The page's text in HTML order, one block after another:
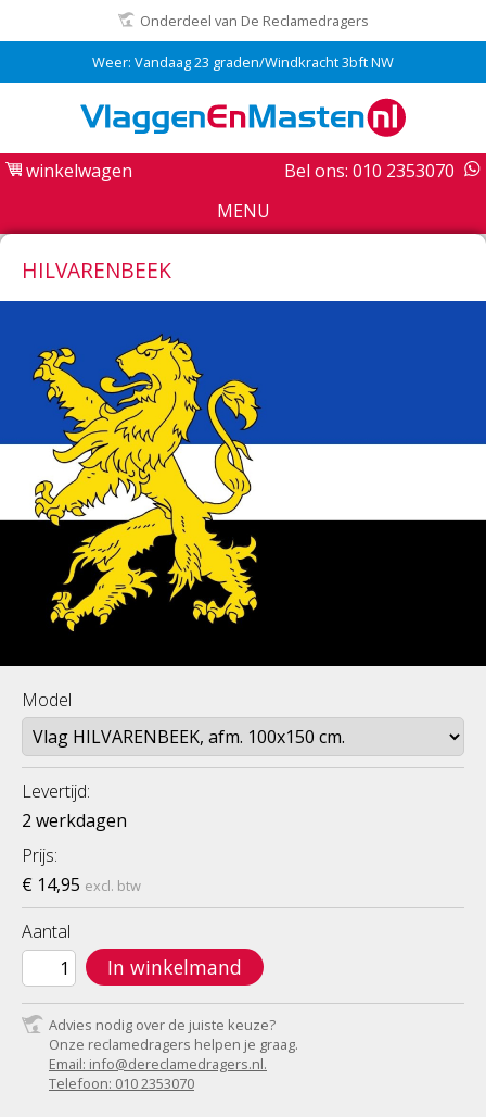
Onderdeel van De Reclamedragers
Weer: Vandaag 23 graden/Windkracht 3bft NW
winkelwagen
Bel ons: 010 2353070
MENU
HILVARENBEEK
Model
Levertijd:
2 werkdagen
Prijs:
€ 14,95 excl. btw
Aantal
In winkelmand
Advies nodig over de juiste keuze?
Onze reclamedragers helpen je graag.
Email: info@dereclamedragers.nl.
Telefoon: 010 2353070